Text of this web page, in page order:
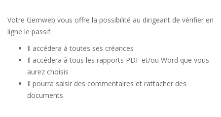
Votre Gemweb vous offre la possibilité au dirigeant de vérifier en
ligne le passif.
Il accédera à toutes ses créances
Il accédera à tous les rapports PDF et/ou Word que vous
aurez choisis
Il pourra saisir des commentaires et rattacher des
documents